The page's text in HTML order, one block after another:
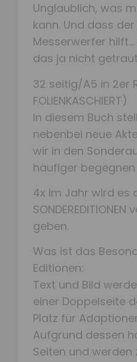
Unglaublich, was
kann. Und dass
Messerwerfer
das ja nicht
32 seitig/A5 in 2er
FOLIENKASCHIERT)
In diesem Buch
nebenbei neue
wir in den
häufiger
4x im Jahr wird es
geben.
Was ist das
Editionen:
Text und Bild
einer Doppelseite
Platz für
Aufgrund dessen
Seiten und